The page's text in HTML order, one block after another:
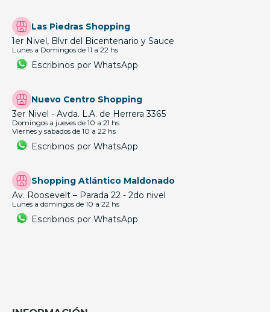
Las Piedras Shopping
1er Nivel, Blvr del Bicentenario y Sauce
Lunes a Domingos de 11 a 22 hs
Escribinos por WhatsApp
Nuevo Centro Shopping
3er Nivel - Avda. L.A. de Herrera 3365
Domingos a jueves de 10 a 21 hs
Viernes y sabados de 10 a 22 hs
Escribinos por WhatsApp
Shopping Atlántico Maldonado
Av. Roosevelt – Parada 22 - 2do nivel
Lunes a domingos de 10 a 22 hs
Escribinos por WhatsApp